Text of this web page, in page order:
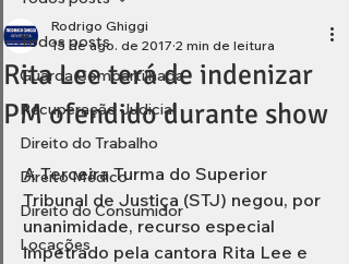
Todos posts
Guarda Compartilhada
Recuperação Judicial
Direito do Trabalho
Direito Médico
Direito do Consumidor
Locações
Rita Lee terá de indenizar
PM ofendido durante show
Rodrigo Ghiggi
15 de ago. de 2017 2 min de leitura
A Terceira Turma do Superior
Tribunal de Justiça (STJ) negou, por
unanimidade, recurso especial
impetrado pela cantora Rita Lee e